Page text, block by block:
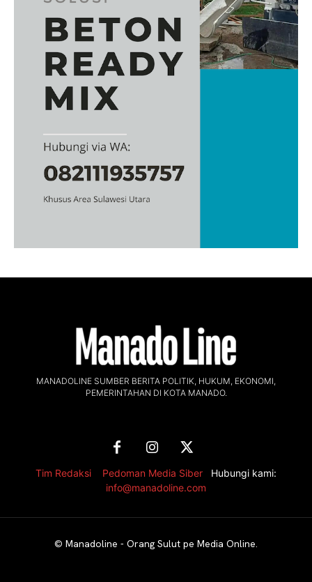
MANADOLINE SUMBER BERITA POLITIK, HUKUM, EKONOMI,
PEMERINTAHAN DI KOTA MANADO.
Tim Redaksi Pedoman Media Siber
Hubungi kami:
info@manadoline.com
© Manadoline - Orang Sulut pe Media Online.